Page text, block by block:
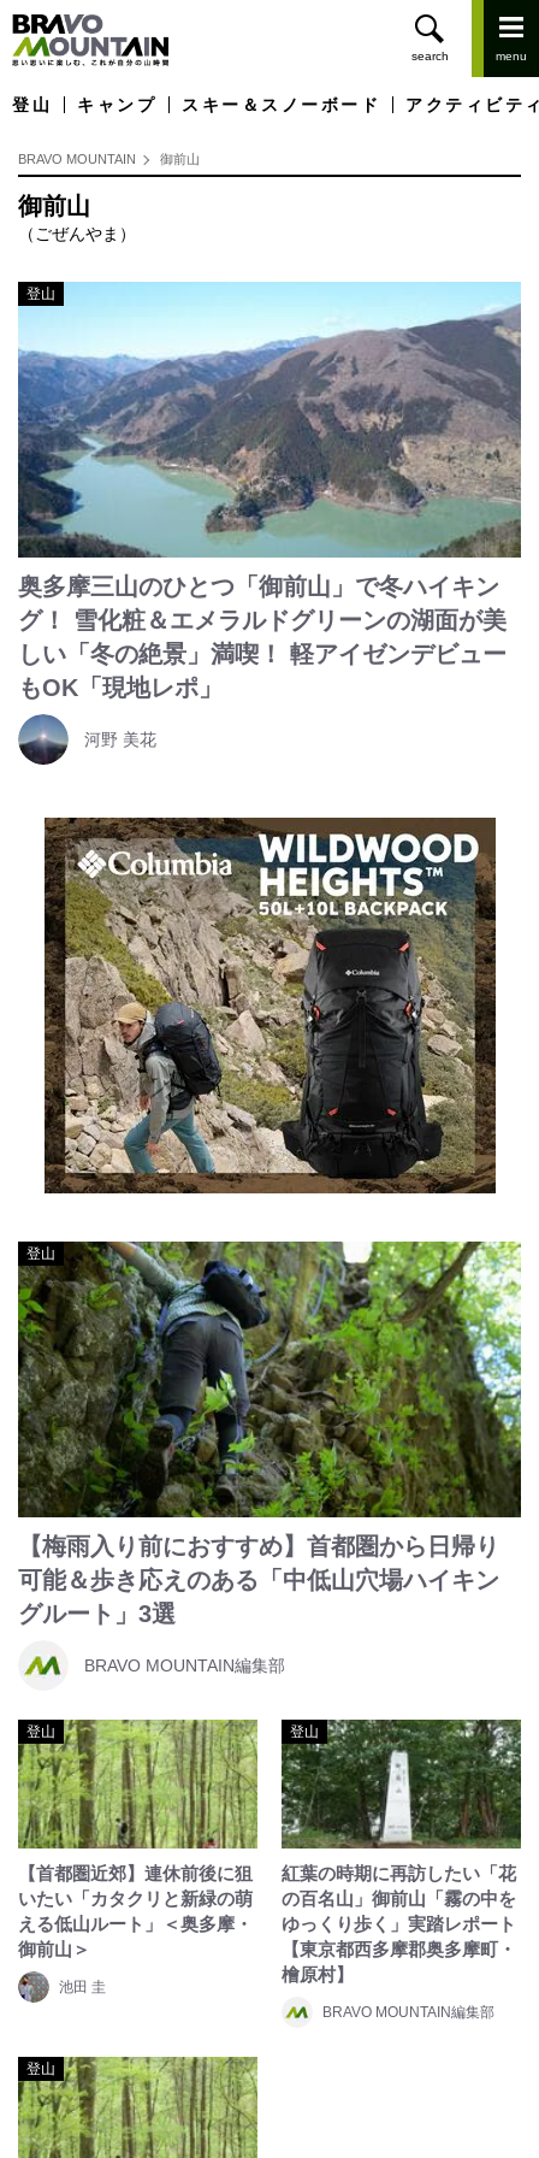
登山 キャンプ スキー＆スノーボード アクティビテ
BRAVO MOUNTAIN 御前山
御前山
（ごぜんやま）
登山
奥多摩三山のひとつ「御前山」で冬ハイキン
グ！ 雪化粧＆エメラルドグリーンの湖面が美
しい「冬の絶景」満喫！ 軽アイゼンデビュー
もOK「現地レポ」
河野 美花
登山
【梅雨入り前におすすめ】首都圏から日帰り
可能＆歩き応えのある「中低山穴場ハイキン
グルート」3選
BRAVO MOUNTAIN編集部
登山
【首都圏近郊】連休前後に狙
いたい「カタクリと新緑の萌
える低山ルート」＜奥多摩・
御前山＞
池田 圭
登山
紅葉の時期に再訪したい「花
の百名山」御前山「霧の中を
ゆっくり歩く」実踏レポート
【東京都西多摩郡奥多摩町・
檜原村】
BRAVO MOUNTAIN編集部
登山